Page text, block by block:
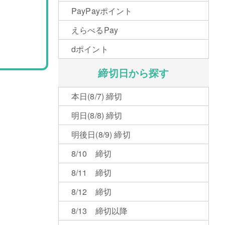
PayPayポイント
えらべるPay
dポイント
締切日から探す
本日(8/7) 締切
明日(8/8) 締切
明後日(8/9) 締切
8/10 締切
8/11 締切
8/12 締切
8/13 締切以降